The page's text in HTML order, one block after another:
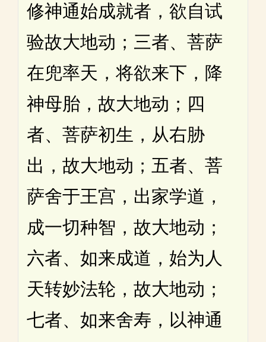
修神通始成就者，欲自试
验故大地动；三者、菩萨
在兜率天，将欲来下，降
神母胎，故大地动；四
者、菩萨初生，从右胁
出，故大地动；五者、菩
萨舍于王宫，出家学道，
成一切种智，故大地动；
六者、如来成道，始为人
天转妙法轮，故大地动；
七者、如来舍寿，以神通